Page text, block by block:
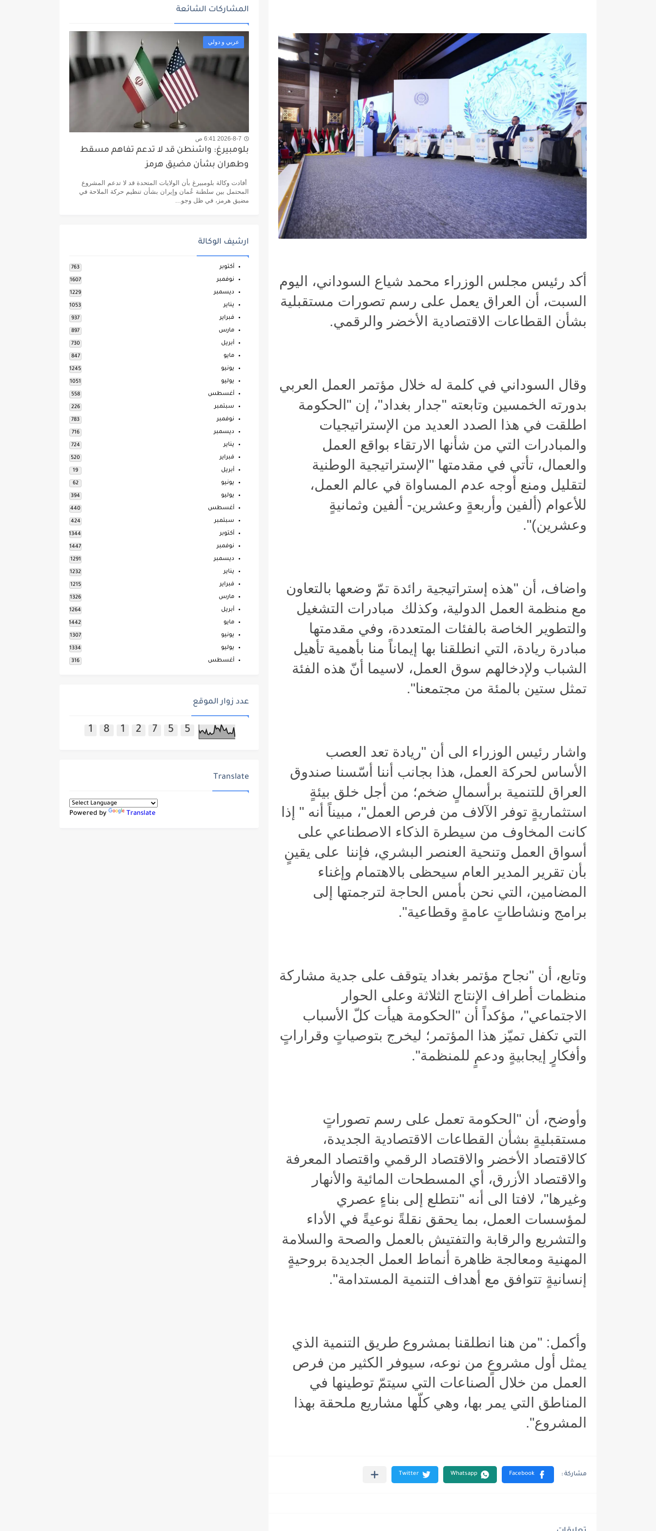
أكد رئيس مجلس الوزراء محمد شياع السوداني، اليوم
السبت، أن العراق يعمل على رسم تصورات مستقبلية
بشأن القطاعات الاقتصادية الأخضر والرقمي.
وقال السوداني في كلمة له خلال مؤتمر العمل العربي
بدورته الخمسين وتابعته "جدار بغداد"، إن "الحكومة
اطلقت في هذا الصدد العديد من الإستراتيجيات
والمبادرات التي من شأنها الارتقاء بواقع العمل
والعمال، تأتي في مقدمتها "الإستراتيجية الوطنية
لتقليل ومنع أوجه عدم المساواة في عالم العمل،
للأعوام (ألفين وأربعةٍ وعشرين- ألفين وثمانيةٍ
وعشرين)".
واضاف، أن "هذه إستراتيجية رائدة تمّ وضعها بالتعاون
مع منظمة العمل الدولية، وكذلك مبادرات التشغيل
والتطوير الخاصة بالفئات المتعددة، وفي مقدمتها
مبادرة ريادة، التي انطلقنا بها إيماناً منا بأهمية تأهيل
الشباب ولإدخالهم سوق العمل، لاسيما أنّ هذه الفئة
تمثل ستين بالمئة من مجتمعنا".
واشار رئيس الوزراء الى أن "ريادة تعد العصب
الأساس لحركة العمل، هذا بجانب أننا أسّسنا صندوق
العراق للتنمية برأسمالٍ ضخم؛ من أجل خلق بيئةٍ
استثماريةٍ توفر الآلاف من فرص العمل"، مبيناً أنه " ‏إذا
كانت المخاوف من سيطرة الذكاء الاصطناعي على
أسواق العمل وتنحية العنصر البشري، فإننا على يقينٍ
بأن تقرير المدير العام سيحظى بالاهتمام وإغناء
المضامين، التي نحن بأمس الحاجة لترجمتها إلى
برامج ونشاطاتٍ عامةٍ وقطاعية".
وتابع، أن "نجاح مؤتمر بغداد يتوقف على جدية مشاركة
منظمات أطراف الإنتاج الثلاثة وعلى الحوار
الاجتماعي"، مؤكداً أن "الحكومة هيأت كلّ الأسباب
التي تكفل تميّز هذا المؤتمر؛ ليخرج بتوصياتٍ وقراراتٍ
وأفكارٍ إيجابيةٍ ودعمٍ للمنظمة".
وأوضح، أن "الحكومة تعمل على رسم تصوراتٍ
مستقبليةٍ بشأن القطاعات الاقتصادية الجديدة،
كالاقتصاد الأخضر والاقتصاد الرقمي واقتصاد المعرفة
والاقتصاد الأزرق، أي المسطحات المائية والأنهار
وغيرها"، لافتا الى أنه "نتطلع إلى بناءٍ عصري
لمؤسسات العمل، بما يحقق نقلةً نوعيةً في الأداء
والتشريع والرقابة والتفتيش بالعمل والصحة والسلامة
المهنية ومعالجة ظاهرة أنماط العمل الجديدة بروحيةٍ
إنسانيةٍ تتوافق مع أهداف التنمية المستدامة".
وأكمل: "من هنا انطلقنا بمشروع طريق التنمية الذي
يمثل أول مشروعٍ من نوعه، سيوفر الكثير من فرص
العمل من خلال الصناعات التي سيتمّ توطينها في
المناطق التي يمر بها، وهي كلّها مشاريع ملحقة بهذا
المشروع".
المشاركات الشائعة
عربي و دولي
2026-8-7 6:41 ص
بلومبيرغ: واشنطن قد لا تدعم تفاهم مسقط
وطهران بشأن مضيق هرمز
أفادت وكالة بلومبيرغ بأن الولايات المتحدة قد لا تدعم المشروع
المحتمل بين سلطنة عُمان وإيران بشأن تنظيم حركة الملاحة في
مضيق هرمز، في ظل وجو...
ارشيف الوكالة
أكتوبر 763
نوفمبر 1607
ديسمبر 1229
يناير 1053
فبراير 937
مارس 897
أبريل 730
مايو 847
يونيو 1245
يوليو 1051
أغسطس 558
سبتمبر 226
نوفمبر 783
ديسمبر 716
يناير 724
فبراير 520
أبريل 19
يونيو 62
يوليو 394
أغسطس 440
سبتمبر 424
أكتوبر 1344
نوفمبر 1447
ديسمبر 1291
يناير 1232
فبراير 1215
مارس 1326
أبريل 1264
مايو 1442
يونيو 1307
يوليو 1334
أغسطس 316
عدد زوار الموقع
1 8 1 2 7 5 5
Translate
Powered by Translate